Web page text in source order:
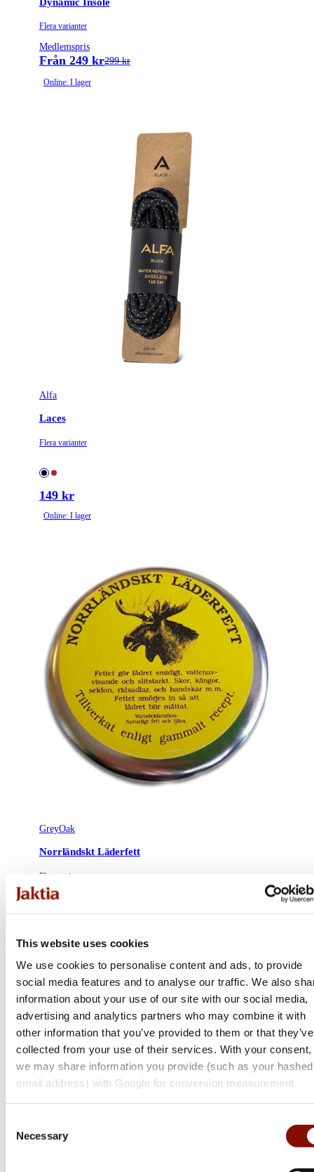
This website uses cookies
We use cookies to personalise content and ads, to provide
social media features and to analyse our traffic. We also
information about your use of our site with our social media,
advertising and analytics partners who may combine it with
other information that you’ve provided to them or that they’ve
collected from your use of their services. With your consent,
we may share information you provide (such as your hashed
email address) with Google for conversion measurement.
Selection
Necessary
Flera varianter
Medlemspris
Från 249 kr299 kr
Online: I lager
Alfa
Laces
Flera varianter
149 kr
Online: I lager
GreyOak
Norrländskt Läderfett
Flera varianter
Från 176 kr